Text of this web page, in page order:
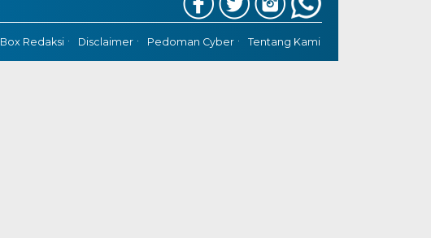
Box Redaksi Disclaimer Pedoman Cyber Tentang Kami